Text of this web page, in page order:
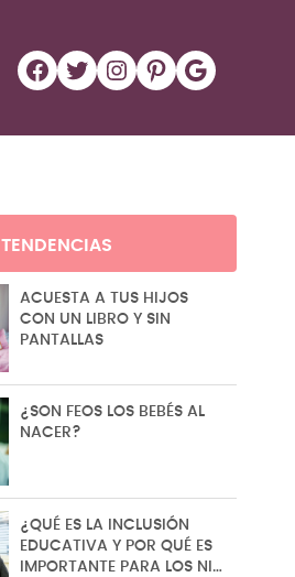
Facebook Twitter Instagram Pinterest Google
TENDENCIAS
ACUESTA A TUS HIJOS
CON UN LIBRO Y SIN
PANTALLAS
¿SON FEOS LOS BEBÉS AL
NACER?
¿QUÉ ES LA INCLUSIÓN
EDUCATIVA Y POR QUÉ ES
IMPORTANTE PARA LOS NI…